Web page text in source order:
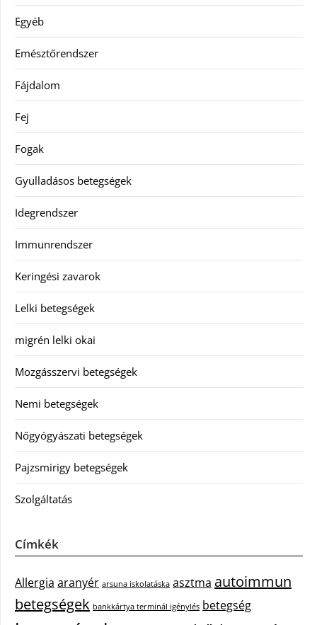
Egyéb
Emésztőrendszer
Fájdalom
Fej
Fogak
Gyulladásos betegségek
Idegrendszer
Immunrendszer
Keringési zavarok
Lelki betegségek
migrén lelki okai
Mozgásszervi betegségek
Nemi betegségek
Nőgyógyászati betegségek
Pajzsmirigy betegségek
Szolgáltatás
Címkék
Allergia aranyér arsuna iskolatáska asztma autoimmun
betegségek bankkártya terminál igénylés betegség